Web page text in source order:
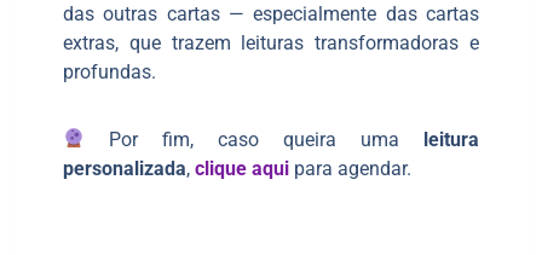
das outras cartas — especialmente das cartas
extras, que trazem leituras transformadoras e
profundas.
Por fim, caso queira uma leitura
personalizada, clique aqui para agendar.